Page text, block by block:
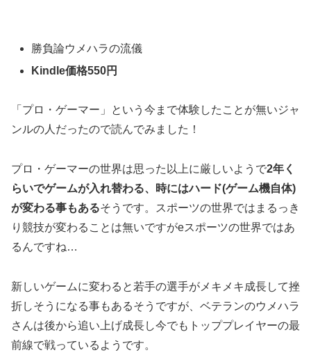
勝負論ウメハラの流儀
Kindle価格550円
「プロ・ゲーマー」という今まで体験したことが無いジャ
ンルの人だったので読んでみました！
プロ・ゲーマーの世界は思った以上に厳しいようで2年く
らいでゲームが入れ替わる、時にはハード(ゲーム機自体)
が変わる事もあるそうです。スポーツの世界ではまるっき
り競技が変わることは無いですがeスポーツの世界ではあ
るんですね…
新しいゲームに変わると若手の選手がメキメキ成長して挫
折しそうになる事もあるそうですが、ベテランのウメハラ
さんは後から追い上げ成長し今でもトッププレイヤーの最
前線で戦っているようです。